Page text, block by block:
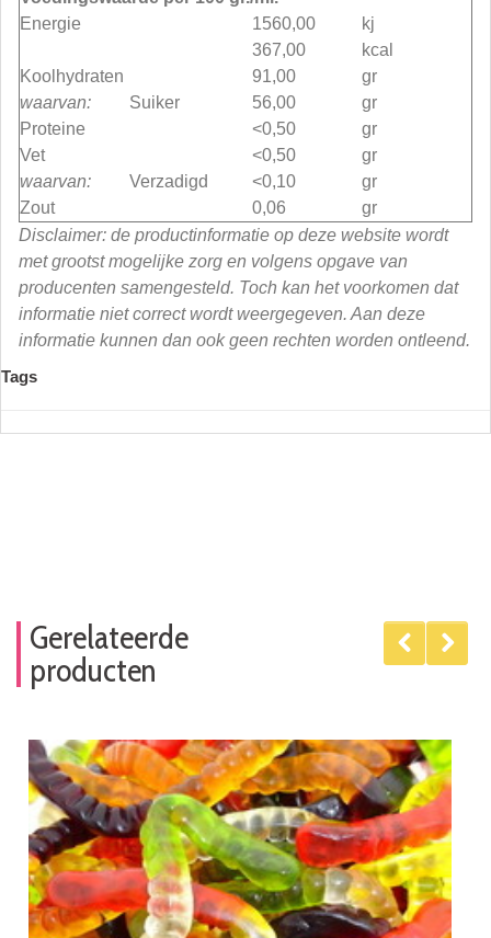
Energie
1560,00
kj
367,00
kcal
Koolhydraten
91,00
gr
waarvan:
Suiker 56,00
gr
Proteine
<0,50
gr
Vet
<0,50
gr
waarvan:
Verzadigd <0,10
gr
Zout
0,06
gr
Disclaimer: de productinformatie op deze website wordt
met grootst mogelijke zorg en volgens opgave van
producenten samengesteld. Toch kan het voorkomen dat
informatie niet correct wordt weergegeven. Aan deze
informatie kunnen dan ook geen rechten worden ontleend.
Tags
Gerelateerde
producten